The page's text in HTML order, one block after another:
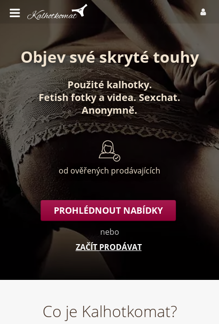
Objev své skryté touhy
Použité kalhotky.
Fetish fotkyavidea.Sexchat.
Anonymně.
od ověřených prodávajících
PROHLÉDNOUT NABÍDKY
nebo
ZAČÍT PRODÁVAT
Co je Kalhotkomat?